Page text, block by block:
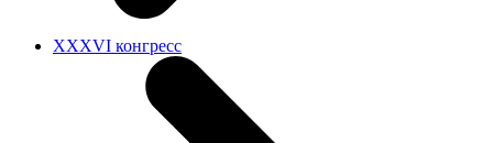
XXXVI конгресс